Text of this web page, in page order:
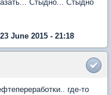
Стыдно... Стыдно
June 2015 - 21:18
где-то